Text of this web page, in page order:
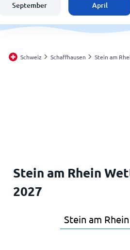
Deutschland
Österreich
September April
Schweiz Schaffhausen Stein am
Stein am Rhein
2027